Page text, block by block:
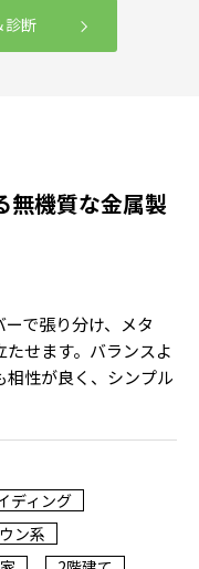
診断
無機質な金属製
で張り分け、メタ
せます。バランスよ
相性が良く、シンプル
ディング
ン系